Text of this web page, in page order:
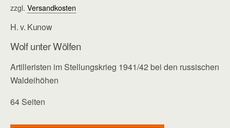
zzgl. Versandkosten
H. v. Kunow
Wolf unter Wölfen
Artilleristen im Stellungskrieg 1941/42 bei den russischen
Waldeihöhen
64 Seiten